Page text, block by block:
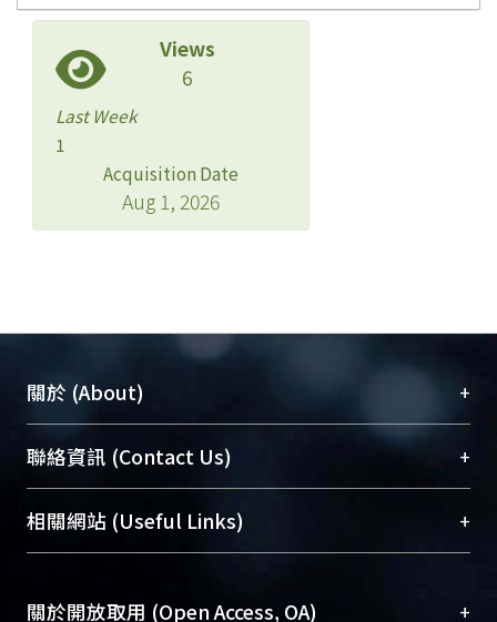
Views
6
Last Week
1
Acquisition Date
Aug 1, 2026
關於 (About) +
臺大位居世界頂尖大學之列，為永久珍藏及向國際
展現本校豐碩的研究成果及學術能量，圖書館整合
機構典藏（NTUR）與學術庫（AH）不同功能平
台，成為臺大學術典藏NTU scholars。期能整合研
成果。
聯絡資訊 (Contact Us) +
總館學科館員(Main Library)
醫學圖書館學科館員(Medical Library)
Sciences Library)
相關網站 (Useful Links) +
關於開放取用 (Open Access, OA) +